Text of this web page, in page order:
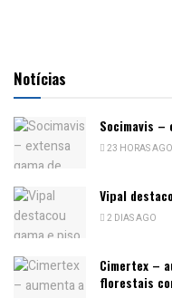
Notícias
Socimavis –
23 HORAS AGO
Vipal
2 DIAS AGO
Cimertex –
florestais